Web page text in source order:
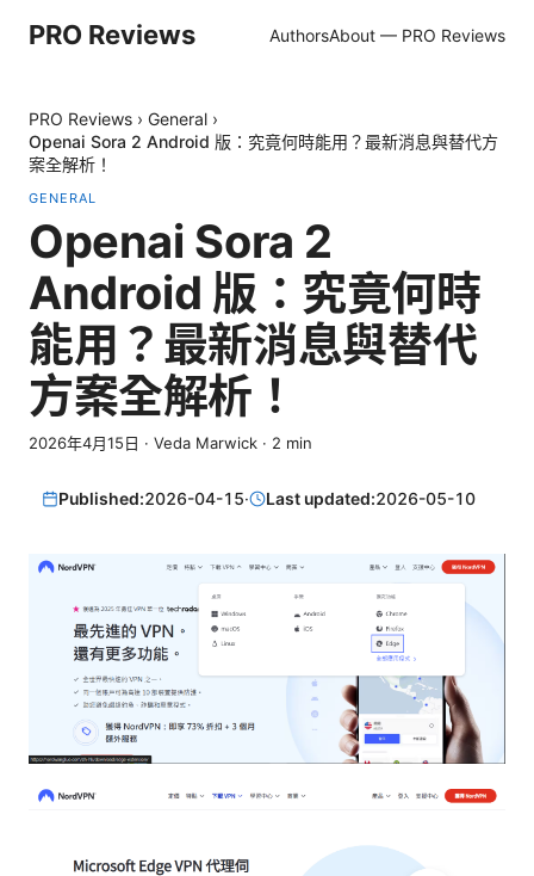
PRO Reviews AuthorsAbout — PRO Reviews
PRO Reviews › General ›
Openai Sora 2 Android 版：究竟何時能用？最新消息與替代方
案全解析！
GENERAL
Openai Sora 2
Android 版：究竟何時
能用？最新消息與替代
方案全解析！
2026年4月15日 · Veda Marwick · 2 min
Published:2026-04-15· Last updated:2026-05-10